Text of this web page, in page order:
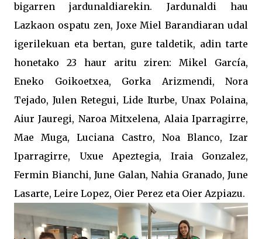
bigarren jardunaldiarekin. Jardunaldi hau
Lazkaon ospatu zen, Joxe Miel Barandiaran udal
igerilekuan eta bertan, gure taldetik, adin tarte
honetako 23 haur aritu ziren: Mikel García,
Eneko Goikoetxea, Gorka Arizmendi, Nora
Tejado, Julen Retegui, Lide Iturbe, Unax Polaina,
Aiur Jauregi, Naroa Mitxelena, Alaia Iparragirre,
Mae Muga, Luciana Castro, Noa Blanco, Izar
Iparragirre, Uxue Apeztegia, Iraia Gonzalez,
Fermin Bianchi, June Galan, Nahia Granado, June
Lasarte, Leire Lopez, Oier Perez eta Oier Azpiazu.